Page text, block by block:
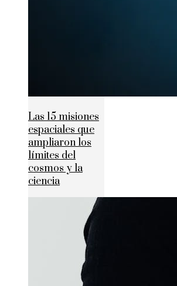
Las 15 misiones
espaciales que
ampliaron los
límites del
cosmos y la
ciencia